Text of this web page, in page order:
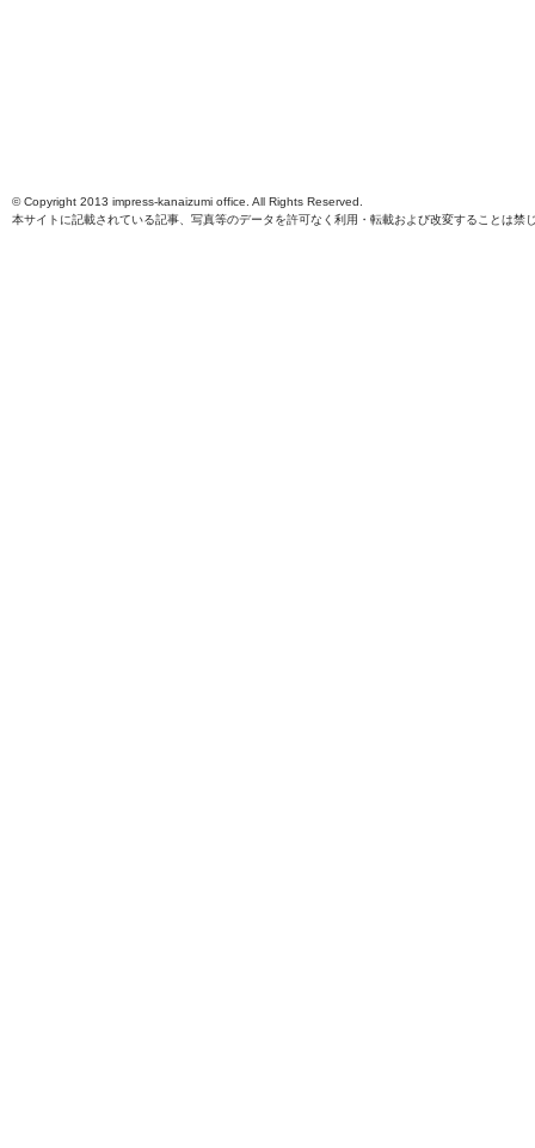
© Copyright 2013 impress-kanaizumi office. All Rights Reserved.
本サイトに記載されている記事、写真等のデータを許可なく利用・転載および改変することは禁